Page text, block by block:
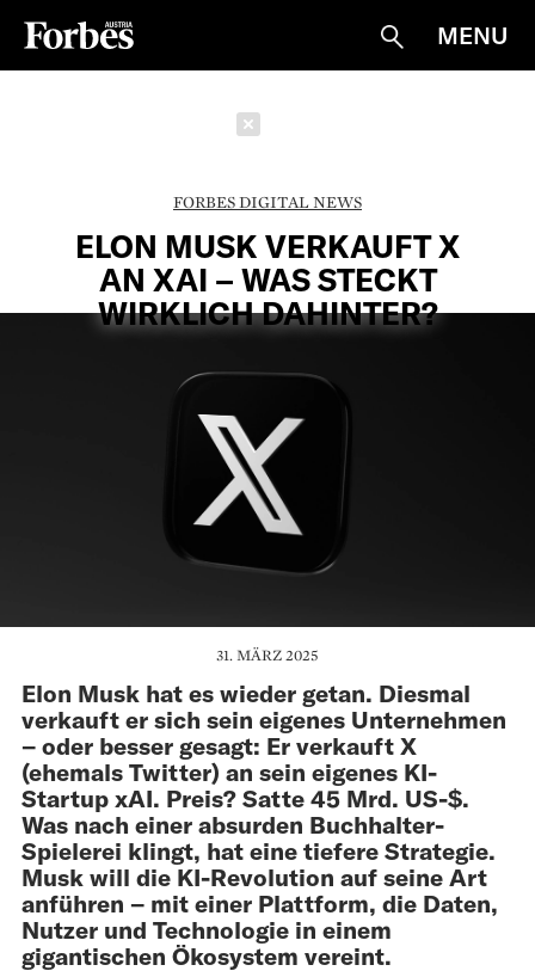
Suche
MENU
FORBES DIGITAL NEWS
ELON MUSK VERKAUFT X
AN XAI – WAS STECKT
WIRKLICH DAHINTER?
31. MÄRZ 2025
Elon Musk hat es wieder getan. Diesmal
verkauft er sich sein eigenes Unternehmen
– oder besser gesagt: Er verkauft X
(ehemals Twitter) an sein eigenes KI-
Startup xAI. Preis? Satte 45 Mrd. US-$.
Was nach einer absurden Buchhalter-
Spielerei klingt, hat eine tiefere Strategie.
Musk will die KI-Revolution auf seine Art
anführen – mit einer Plattform, die Daten,
Nutzer und Technologie in einem
gigantischen Ökosystem vereint.